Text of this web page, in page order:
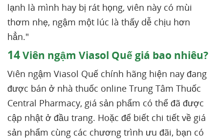
lạnh là mình hay bị rát họng, viên này có mùi
thơm nhẹ, ngậm một lúc là thấy dễ chịu hơn
hẳn."
14Viên ngậm Viasol Quế giá bao nhiêu?
Viên ngậm Viasol Quế chính hãng hiện nay đang
được bán ở nhà thuốc online Trung Tâm Thuốc
Central Pharmacy, giá sản phẩm có thể đã được
cập nhật ở đầu trang. Hoặc để biết chi tiết về giá
sản phẩm cùng các chương trình ưu đãi, bạn có